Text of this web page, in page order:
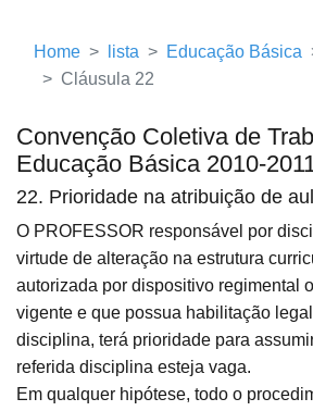
Home lista Educação Básica
Cláusula 22
Convenção Coletiva de
Educação Básica 2010-
22. Prioridade na atribuição de
O PROFESSOR responsável por
virtude de alteração na estrutura
autorizada por dispositivo regimental
vigente e que possua habilitação
disciplina, terá prioridade para
referida disciplina esteja vaga.
Em qualquer hipótese, todo o